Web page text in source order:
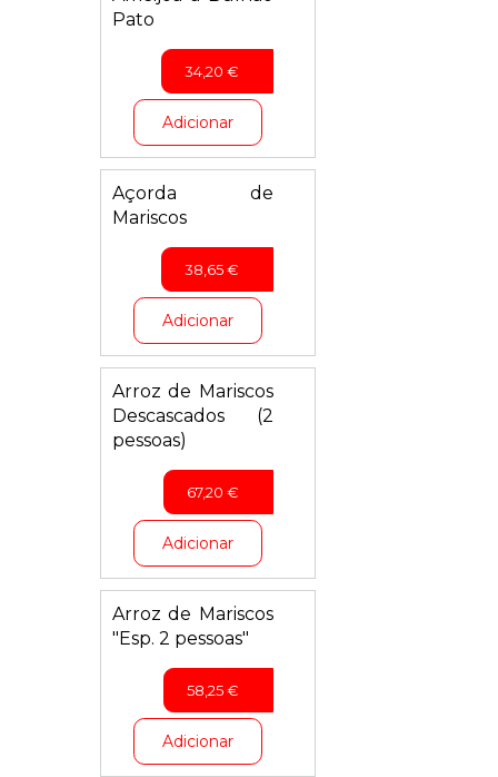
Pato
34,20 €
Adicionar
Açorda de
Mariscos
38,65€
Adicionar
Arroz de Mariscos
Descascados (2
pessoas)
67,20 €
Adicionar
Arroz de Mariscos
"Esp. 2 pessoas"
58,25€
Adicionar